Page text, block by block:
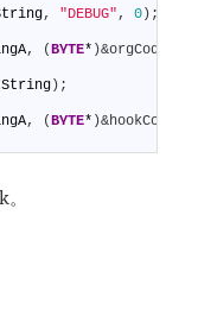
, "DEBUG" , 0 ) ;
, (BYTE* )&orgCode,
) ;
, (BYTE* )